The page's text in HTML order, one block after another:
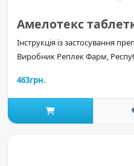
Амелотекс
Інструкція із застосування
Виробник Реплек Фарм,
463грн.